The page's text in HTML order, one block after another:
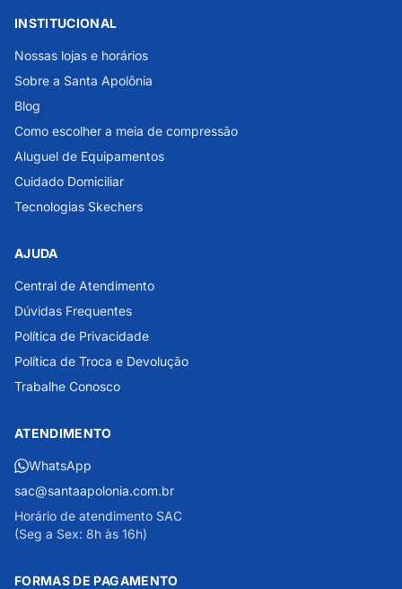
INSTITUCIONAL
Nossas lojas e horários
Sobre a Santa Apolônia
Blog
Como escolher a meia de compressão
Aluguel de Equipamentos
Cuidado Domiciliar
Tecnologias Skechers
AJUDA
Central de Atendimento
Dúvidas Frequentes
Política de Privacidade
Política de Troca e Devolução
Trabalhe Conosco
ATENDIMENTO
WhatsApp
sac@santaapolonia.com.br
Horário de atendimento SAC
(Seg a Sex: 8h às 16h)
FORMAS DE PAGAMENTO